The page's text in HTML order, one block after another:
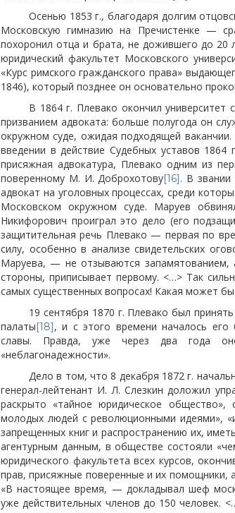
Осенью 1853 г., благодаря долгим
Московскую гимназию на Пречистенке —
похоронил отца и брата, не дожившего до 20
юридический факультет Московского
«Курс римского гражданского права»
1846), который позднее он основательно
В 1864 г. Плевако окончил университет
призванием адвоката: больше полугода он
окружном суде, ожидая подходящей
введении в действие Судебных уставов 1864
присяжная адвокатура, Плевако одним из
поверенному М. И. Доброхотову[16]. В звании
адвокат на уголовных процессах, среди
Московском окружном суде. Маруев
Никифорович проиграл это дело (его
защитительная речь Плевако — первая по
силу, особенно в анализе свидетельских
Маруева, — не отзываются запамятованием,
стороны, приписывает первому. <…> Так
самых существенных вопросах! Какая может
19 сентября 1870 г. Плевако был
палаты[18], и с этого времени началось его
славы. Правда, уже через два года
«неблагонадежности».
Дело в том, что 8 декабря 1872 г.
генерал-лейтенант И. Л. Слезкин доложил
раскрыто «тайное юридическое
молодых людей с революционными идеями»,
запрещенных книг и распространению их,
агентурным данным, в обществе состояли
юридического факультета всех курсов,
прав, присяжные поверенные и их помощники,
«В настоящее время, — докладывал шеф
уже действительных членов до 150 человек.